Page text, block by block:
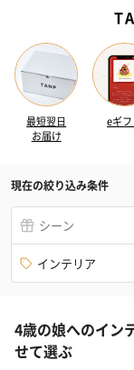
最短翌日
お届け
eギフ
現在の絞り込み条件
シーン
インテリア
4歳の娘へのイン
せて選ぶ